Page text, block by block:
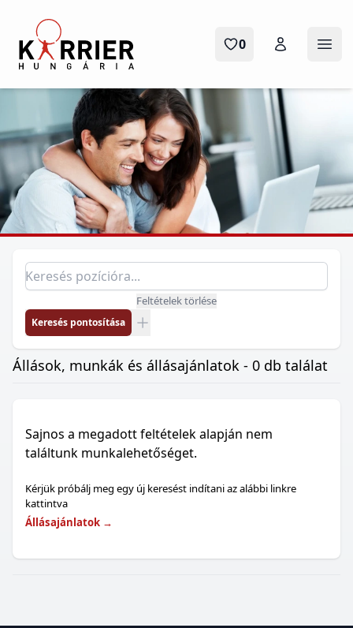
Karrier Hungária
0
Pozíció keresés
Feltételek törlése
Keresés pontosítása
Állások, munkák és állásajánlatok - 0 db találat
Sajnos a megadott feltételek alapján nem
találtunk munkalehetőséget.
Kérjük próbálj meg egy új keresést indítani az alábbi linkre
kattintva
Állásajánlatok →